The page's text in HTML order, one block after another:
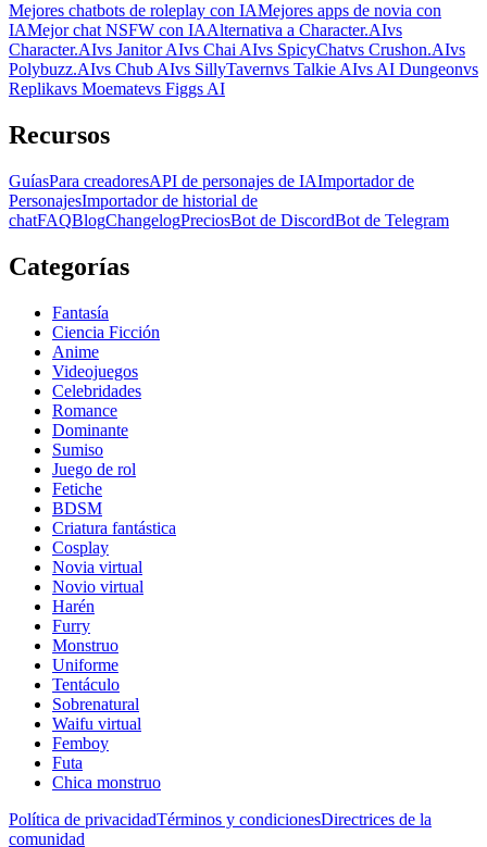
Mejores chatbots de roleplay con IAMejores apps de novia con
IAMejor chat NSFW con IAAlternativa a Character.AIvs
Character.AIvs Janitor AIvs Chai AIvs SpicyChatvs Crushon.AIvs
Polybuzz.AIvs Chub AIvs SillyTavernvs Talkie AIvs AI Dungeonvs
Replikavs Moematevs Figgs AI
Recursos
GuíasPara creadoresAPI de personajes de IAImportador de
PersonajesImportador de historial de
chatFAQBlogChangelogPreciosBot de DiscordBot de Telegram
Categorías
Fantasía
Ciencia Ficción
Anime
Videojuegos
Celebridades
Romance
Dominante
Sumiso
Juego de rol
Fetiche
BDSM
Criatura fantástica
Cosplay
Novia virtual
Novio virtual
Harén
Furry
Monstruo
Uniforme
Tentáculo
Sobrenatural
Waifu virtual
Femboy
Futa
Chica monstruo
Política de privacidadTérminos y condicionesDirectrices de la
comunidad